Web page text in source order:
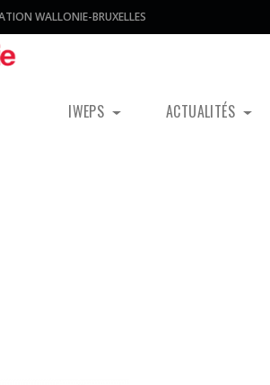
WALLONIE-BRUXELLES
IWEPS ACTUALITÉS